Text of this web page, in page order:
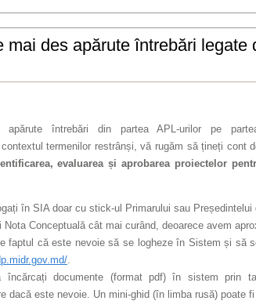
mai des apărute întrebări legate
întrebări din partea APL-urilor pe
termenilor restrânși, vă rugăm să țineți cont
evaluarea și aprobarea proiectelor
în SIA doar cu stick-ul Primarului sau Președintelui
Conceptuală cât mai curând, deoarece avem
faptul că este nevoie să se logheze în Sistem și să
.
încărcați documente (format pdf) în sistem prin
dacă este nevoie. Un mini-ghid (în limba rusă) poate